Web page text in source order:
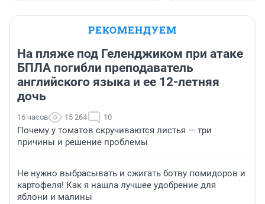
РЕКОМЕНДУЕМ
На пляже под Геленджиком при атаке
БПЛА погибли преподаватель
английского языка и ее 12-летняя
дочь
16 часов 15 264 10
Почему у томатов скручиваются листья — три
причины и решение проблемы
Не нужно выбрасывать и сжигать ботву помидоров и
картофеля! Как я нашла лучшее удобрение для
яблони и малины